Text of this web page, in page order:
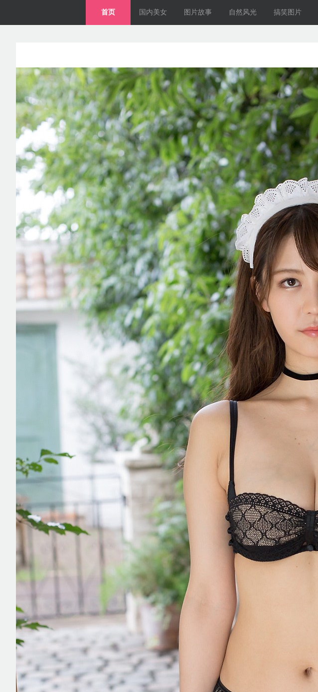
首页 国内美女 图片故事 自然风光 搞笑图片